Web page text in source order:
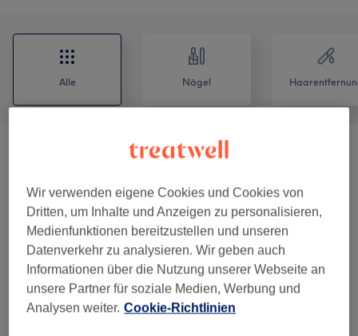
Alle Nägel
Augenbrauen & Wimpernbehandlungen
Gesichtsbehandlungen (12) ab 20 €
Maniküre & Pediküre (Shellack) (10) ab 5 €
Gelnägel (4) ab 10 €
Damen - Waxing ( 3)
Wir verwenden eigene Cookies und Cookies von
Dritten, um Inhalte und Anzeigen zu personalisieren,
Medienfunktionen bereitzustellen und unseren
Datenverkehr zu analysieren. Wir geben auch
Informationen über die Nutzung unserer Webseite an
unsere Partner für soziale Medien, Werbung und
Analysen weiter. Cookie-Richtlinien